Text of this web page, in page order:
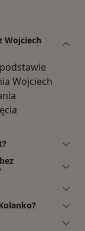
Wojciech
Wojciech